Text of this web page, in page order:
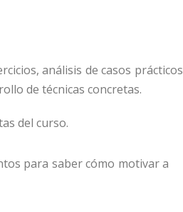
análisis de casos prácticos
de técnicas concretas.
del curso.
para saber cómo motivar a